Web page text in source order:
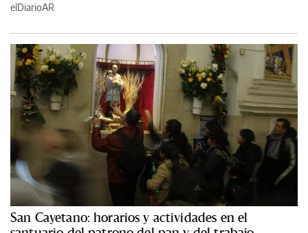
elDiarioAR
San Cayetano: horarios y actividades en el